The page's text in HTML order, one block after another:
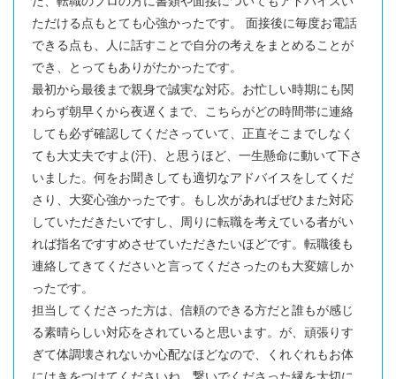
ただける点もとても心強かったです。 面接後に毎度お電話
できる点も、人に話すことで自分の考えをまとめることが
でき、とってもありがたかったです。
最初から最後まで親身で誠実な対応。お忙しい時期にも関
わらず朝早くから夜遅くまで、こちらがどの時間帯に連絡
しても必ず確認してくださっていて、正直そこまでしなく
ても大丈夫ですよ(汗)、と思うほど、一生懸命に動いて下さ
いました。何をお聞きしても適切なアドバイスをしてくだ
さり、大変心強かったです。もし次があればぜひまた対応
していただきたいですし、周りに転職を考えている者がい
れば指名ですすめさせていただきたいほどです。転職後も
連絡してきてくださいと言ってくださったのも大変嬉しか
ったです。
担当してくださった方は、信頼のできる方だと誰もが感じ
る素晴らしい対応をされていると思います。が、頑張りす
ぎて体調壊されないか心配なほどなので、くれぐれもお体